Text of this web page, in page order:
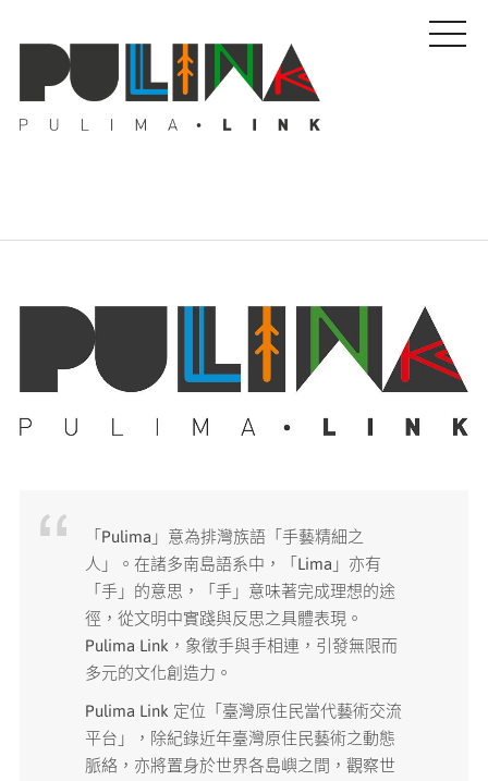
藝壇人物
媒體專區
原住民族文化藝術補助成果專區
展演櫥窗
關於我們
「Pulima」意為排灣族語「手藝精細之
人」。在諸多南島語系中，「Lima」亦有
「手」的意思，「手」意味著完成理想的途
徑，從文明中實踐與反思之具體表現。
Pulima Link，象徵手與手相連，引發無限而
多元的文化創造力。
Pulima Link 定位「臺灣原住民當代藝術交流
平台」，除紀錄近年臺灣原住民藝術之動態
脈絡，亦將置身於世界各島嶼之間，觀察世